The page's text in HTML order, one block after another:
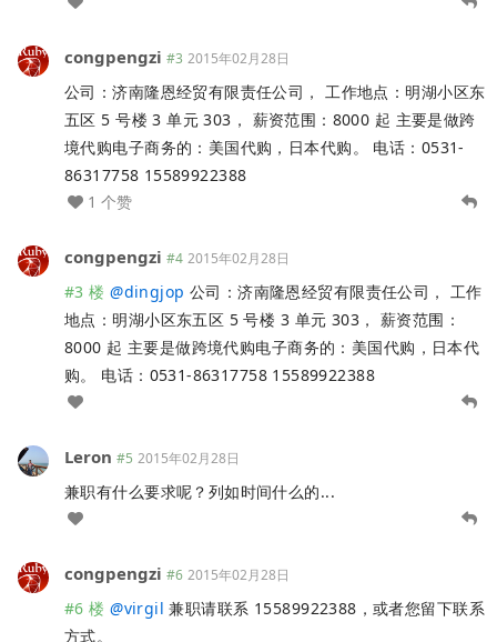
congpengzi #3 2015年02月28日
公司：济南隆恩经贸有限责任公司， 工作地点：明湖小区东
五区 5 号楼 3 单元 303， 薪资范围：8000 起 主要是做跨
境代购电子商务的：美国代购，日本代购。 电话：0531-
86317758 15589922388
1 个赞
congpengzi #4 2015年02月28日
#3 楼 @dingjop 公司：济南隆恩经贸有限责任公司， 工作
地点：明湖小区东五区 5 号楼 3 单元 303， 薪资范围：
8000 起 主要是做跨境代购电子商务的：美国代购，日本代
购。 电话：0531-86317758 15589922388
Leron #5 2015年02月28日
兼职有什么要求呢？列如时间什么的...
congpengzi #6 2015年02月28日
#6 楼 @virgil 兼职请联系 15589922388，或者您留下联系
方式。